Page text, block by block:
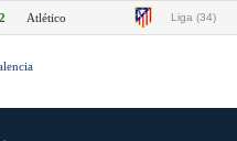
Atlético Liga (34)